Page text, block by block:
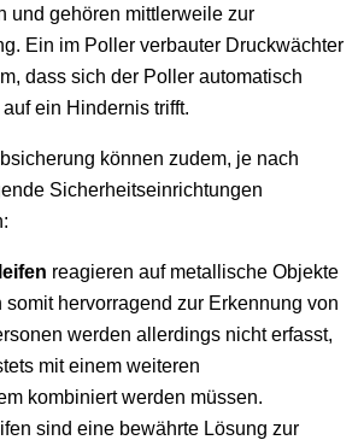
und gehören mittlerweile zur
Ein im Poller verbauter Druckwächter
dass sich der Poller automatisch
ein Hindernis trifft.
können zudem, je nach
Sicherheitseinrichtungen
reagieren auf metallische Objekte
somit hervorragend zur Erkennung von
werden allerdings nicht erfasst,
mit einem weiteren
kombiniert werden müssen.
sind eine bewährte Lösung zur